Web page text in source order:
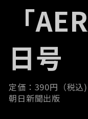
「
日号
定価：390円（税込)
朝日新聞出版